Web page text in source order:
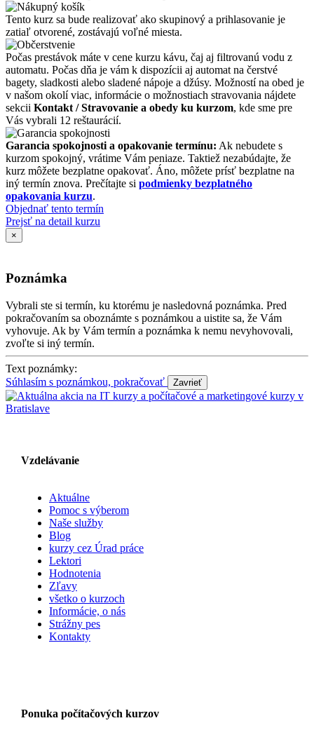
Tento kurz sa bude realizovať ako skupinový a prihlasovanie je
zatiaľ otvorené, zostávajú voľné miesta.
Počas prestávok máte v cene kurzu kávu, čaj aj filtrovanú vodu z
automatu. Počas dňa je vám k dispozícii aj automat na čerstvé
bagety, sladkosti alebo sladené nápoje a džúsy. Možností na obed je
v našom okolí viac, informácie o možnostiach stravovania nájdete
sekcii Kontakt / Stravovanie a obedy ku kurzom, kde sme pre
Vás vybrali 12 reštaurácií.
Garancia spokojnosti a opakovanie termínu: Ak nebudete s
kurzom spokojný, vrátime Vám peniaze. Taktiež nezabúdajte, že
kurz môžete bezplatne opakovať. Áno, môžete prísť bezplatne na
iný termín znova. Prečítajte si podmienky bezplatného
opakovania kurzu.
Objednať tento termín
Prejsť na detail kurzu
×
Poznámka
Vybrali ste si termín, ku ktorému je nasledovná poznámka. Pred
pokračovaním sa oboznámte s poznámkou a uistite sa, že Vám
vyhovuje. Ak by Vám termín a poznámka k nemu nevyhovovali,
zvoľte si iný termín.
Text poznámky:
Súhlasím s poznámkou, pokračovať
Vzdelávanie
Aktuálne
Pomoc s výberom
Naše služby
Blog
kurzy cez Úrad práce
Lektori
Hodnotenia
Zľavy
všetko o kurzoch
Informácie, o nás
Strážny pes
Kontakty
Ponuka počítačových kurzov